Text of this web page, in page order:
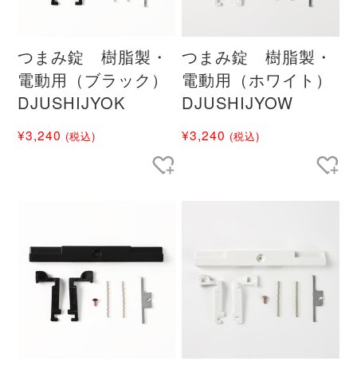
つまみ錠 樹脂製・
電動用（ブラック）
DJUSHIJYOK
¥3,240 (税込)
つまみ錠 樹脂製・
電動用（ホワイト）
DJUSHIJYOW
¥3,240 (税込)